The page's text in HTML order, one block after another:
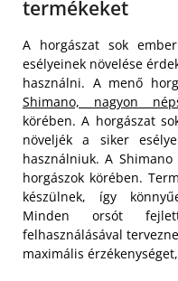
termékeket
A horgászat sok
esélyeinek növelése
használni. A menő
Shimano, nagyon
körében. A horgászat
növeljék a siker
használniuk. A
horgászok körében.
készülnek, így
Minden orsót
felhasználásával
maximális